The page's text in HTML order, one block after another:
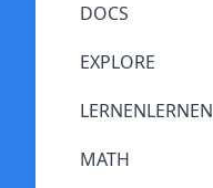
DOCS
EXPLORE
LERNENLERNEN
MATH